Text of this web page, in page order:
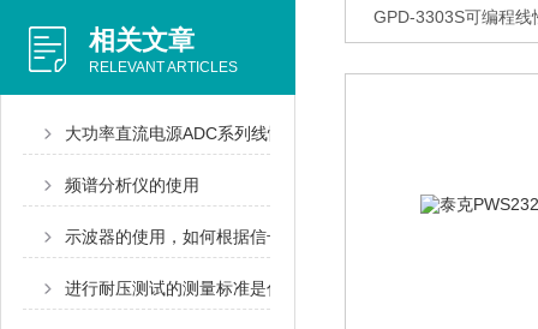
相关文章
RELEVANT ARTICLES
大功率直流电源ADC系列线性直流电源供应器
频谱分析仪的使用
示波器的使用，如何根据信号选择触发方式?
进行耐压测试的测量标准是什么？
GPD-3303S可编程线